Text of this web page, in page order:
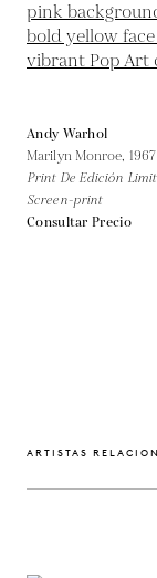
Andy Warhol
Marilyn Monroe, 1967
Print De Edición
Screen-print
Consultar Precio
ARTISTAS